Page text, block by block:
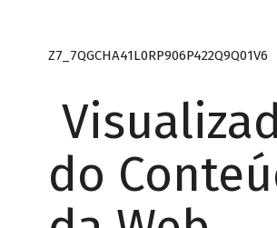
Z7_7QGCHA41L0RP906P422Q9Q01V6
do